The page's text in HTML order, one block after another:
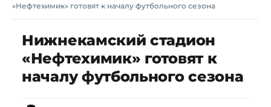
«Нефтехимик» готовят к началу футбольного сезона
Нижнекамский стадион
«Нефтехимик» готовят к
началу футбольного сезона